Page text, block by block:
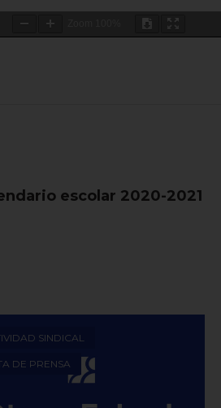
escolar 2020-2021
SINDICAL
DE PRENSA